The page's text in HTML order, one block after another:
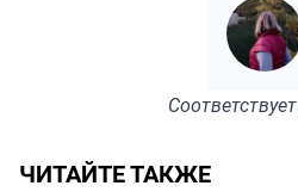
Соответствует
ЧИТАЙТЕ ТАКЖЕ